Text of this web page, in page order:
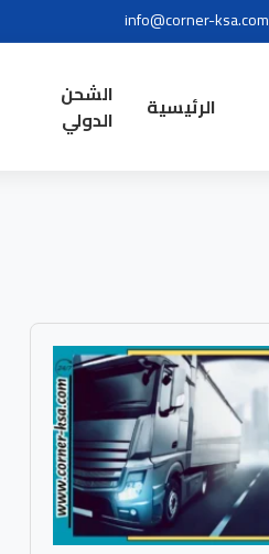
info@corner-ksa.com
الرئيسية
الشحن
الدولي